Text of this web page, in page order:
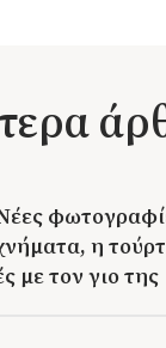
η
με τον γιο της